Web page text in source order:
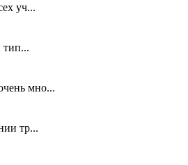
уч...
тип...
мно...
тр...